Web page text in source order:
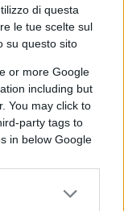
di questa
le tue scelte sul
su questo sito
or more Google
including but
You may click to
party tags to
in below Google
di
a finanziare
la
e
fossili.
il suo
“Non